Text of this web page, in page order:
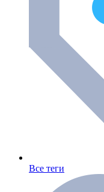
Все теги